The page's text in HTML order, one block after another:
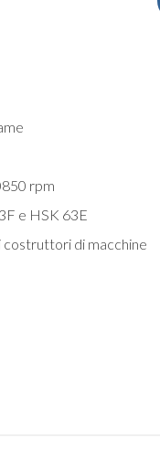
rpm
e HSK 63E
costruttori di macchine